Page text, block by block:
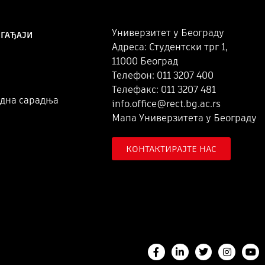
сарадња
Универзитет у Београду
Адреса: Студентски трг 1,
11000 Београд
Телефон: 011 3207 400
Телефакс: 011 3207 481
info.office@rect.bg.ac.rs
Мапа Универзитета у Београду
КОНТАКТИРАЈТЕ НАС